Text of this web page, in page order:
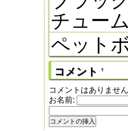
チュー
ペット
コメント †
コメントはありませ
お名前: